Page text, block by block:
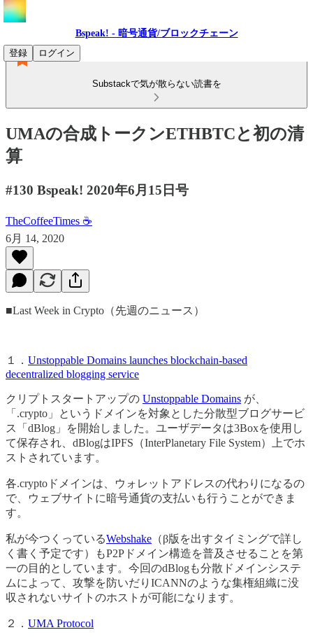
Bspeak! - 暗号通貨/ブロックチェーン
登録
ログイン
Substackで気が散らない読書を
UMAの合成トークンETHBTCと初の清
算
#130 Bspeak! 2020年6月15日号
TheCoffeeTimes ☕
6月 14, 2020
■Last Week in Crypto（先週のニュース）
１． Unstoppable Domains launches blockchain-based
decentralized blogging service
クリプトスタートアップの Unstoppable Domains が、
「.crypto」というドメインを対象とした分散型ブログサービ
ス「dBlog」を開始しました。ユーザデータは3Boxを使用し
て保存され、dBlogはIPFS（InterPlanetary File System）上でホ
ストされています。
各.cryptoドメインは、ウォレットアドレスの代わりになるの
で、ウェブサイトに暗号通貨の支払いも行うことができま
す。
私が今つくっているWebshake （β版を出すタイミングで詳し
く書く予定です）もP2Pドメイン構造を普及させることを第
一の目的としています。今回のdBlogも分散ドメインシステ
ムによって、攻撃を防いだりICANNのような集権組織に没
収されないサイトのホストが可能になります。
２． UMA Protocol